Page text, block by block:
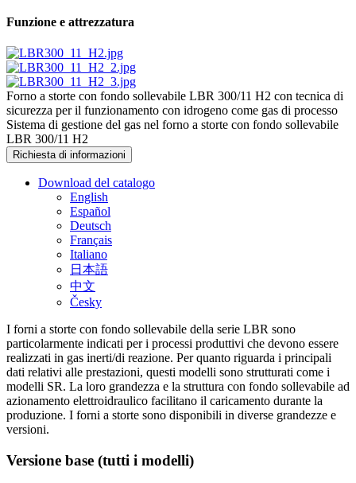
Funzione e attrezzatura
Forno a storte con fondo sollevabile LBR 300/11 H2 con tecnica di
sicurezza per il funzionamento con idrogeno come gas di processo
Sistema di gestione del gas nel forno a storte con fondo sollevabile
LBR 300/11 H2
Richiesta di informazioni
Download del catalogo
English
Español
Deutsch
Français
Italiano
日本語
中文
Česky
I forni a storte con fondo sollevabile della serie LBR sono
particolarmente indicati per i processi produttivi che devono essere
realizzati in gas inerti/di reazione. Per quanto riguarda i principali
dati relativi alle prestazioni, questi modelli sono strutturati come i
modelli SR. La loro grandezza e la struttura con fondo sollevabile ad
azionamento elettroidraulico facilitano il caricamento durante la
produzione. I forni a storte sono disponibili in diverse grandezze e
versioni.
Versione base (tutti i modelli)